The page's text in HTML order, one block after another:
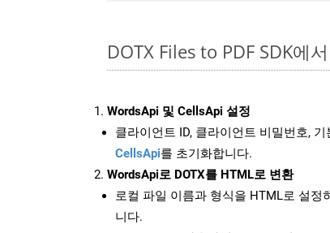
DOTX Files to PDF SDK에
WordsApi 및 CellsApi 설정
클라이언트 ID, 클라이언트 비밀번호, 기
CellsApi를 초기화합니다.
WordsApi로 DOTX를 HTML로 변환
로컬 파일 이름과 형식을 HTML로 설정
니다.